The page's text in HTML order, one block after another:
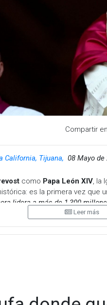
Compartir
California, Tijuana, 08 Mayo de
como Papa León XIV, la
es la primera vez que
lidera a más de 1,300
1955, Robert Francis Prevost
Leer más